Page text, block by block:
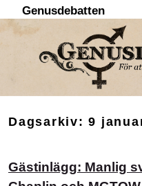
Genusdebatten
Dagsarkiv:9
Gästinlägg: Manlig